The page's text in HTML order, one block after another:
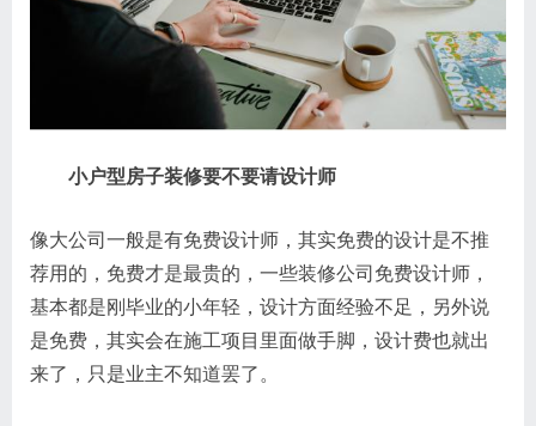
小户型房子装修要不要请设计师
像大公司一般是有免费设计师，其实免费的设计是不推
荐用的，免费才是最贵的，一些装修公司免费设计师，
基本都是刚毕业的小年轻，设计方面经验不足，另外说
是免费，其实会在施工项目里面做手脚，设计费也就出
来了，只是业主不知道罢了。